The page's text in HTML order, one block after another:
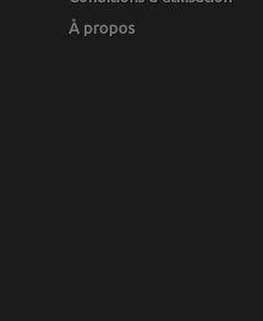
À propos